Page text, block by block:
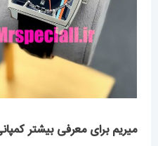
میریم برای معرفی بیشتر